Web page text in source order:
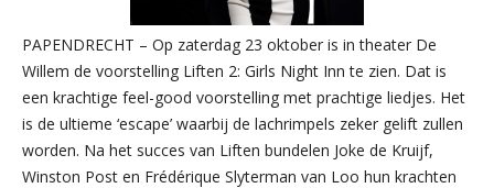
PAPENDRECHT – Op zaterdag 23 oktober is in theater De
Willem de voorstelling Liften 2: Girls Night Inn te zien. Dat is
een krachtige feel-good voorstelling met prachtige liedjes. Het
is de ultieme ‘escape’ waarbij de lachrimpels zeker gelift zullen
worden. Na het succes van Liften bundelen Joke de Kruijf,
Winston Post en Frédérique Slyterman van Loo hun krachten